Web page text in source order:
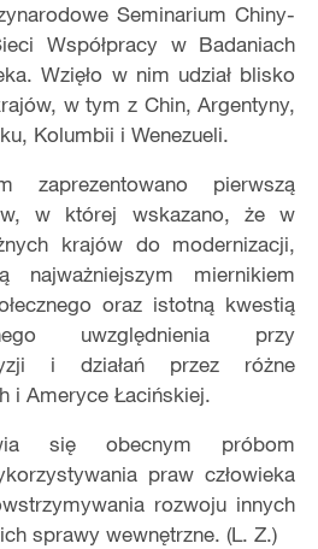
Seminarium Chiny-
Współpracy w Badaniach
Wzięło w nim udział blisko
w tym z Chin, Argentyny,
Kolumbii i Wenezueli.
zaprezentowano pierwszą
w której wskazano, że w
krajów do modernizacji,
najważniejszym miernikiem
oraz istotną kwestią
uwzględnienia przy
i działań przez różne
i Ameryce Łacińskiej.
się obecnym próbom
praw człowieka
rozwoju innych
sprawy wewnętrzne. (L. Z.)